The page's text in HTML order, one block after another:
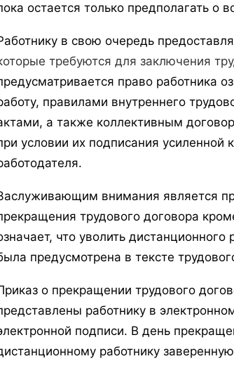
остается только предполагать о
в свою очередь
требуются для заключения
право работника
правилами внутреннего
а также коллективным
условии их подписания
внимания является
трудового договора
что уволить
предусмотрена в тексте
о прекращении трудового
работнику в
подписи. В день
работнику